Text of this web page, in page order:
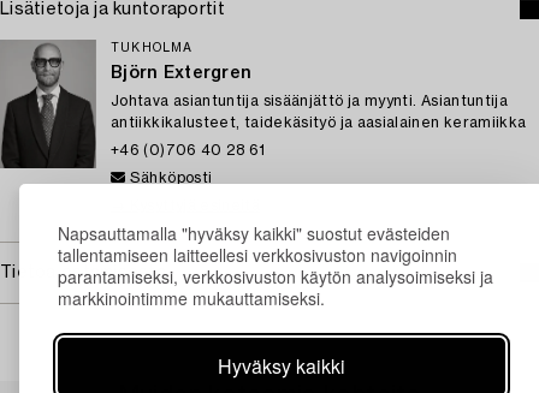
Napsauttamalla "hyväksy kaikki" suostut evästeiden
tallentamiseen laitteellesi verkkosivuston navigoinnin
parantamiseksi, verkkosivuston käytön analysoimiseksi ja
markkinointimme mukauttamiseksi.
Hyväksy kaikki
Lisätietoja ja kuntoraportit
TUKHOLMA
Björn Extergren
Johtava asiantuntija sisäänjättö ja myynti. Asiantuntija
antiikkikalusteet, taidekäsityö ja aasialainen keramiikka
+46 (0)706 40 28 61
Sähköposti
Tietoa ostamisesta